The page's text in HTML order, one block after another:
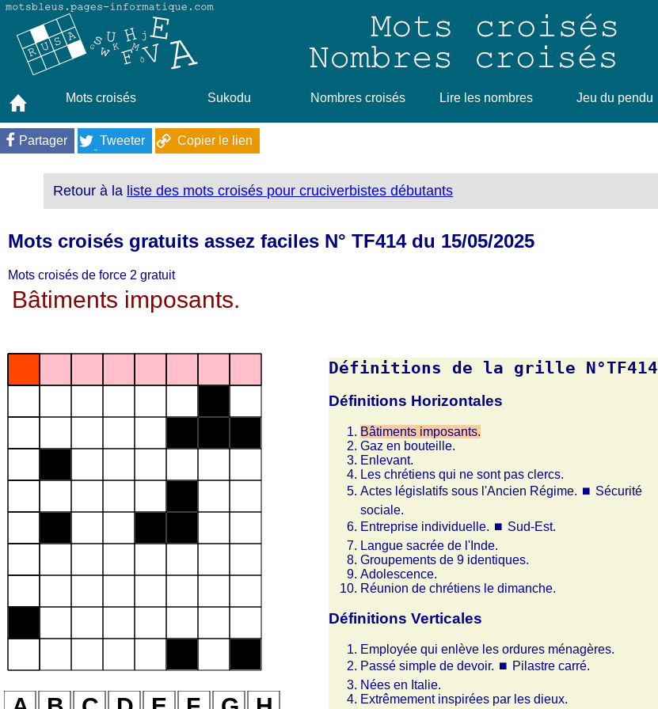
Mots croisés Sukodu Nombres croisés Lire les nombres Jeu du pendu
Partager Tweeter Copier le lien
Retour à la liste des mots croisés pour cruciverbistes débutants
Mots croisés gratuits assez faciles N° TF414 du 15/05/2025
Mots croisés de force 2 gratuit
Bâtiments imposants.
Définitions de la grille N°TF414
Définitions Horizontales
Bâtiments imposants.
Gaz en bouteille.
Enlevant.
Les chrétiens qui ne sont pas clercs.
Actes législatifs sous l'Ancien Régime. ⏹ Sécurité
sociale.
Entreprise individuelle. ⏹ Sud-Est.
Langue sacrée de l'Inde.
Groupements de 9 identiques.
Adolescence.
Réunion de chrétiens le dimanche.
Définitions Verticales
Employée qui enlève les ordures ménagères.
Passé simple de devoir. ⏹ Pilastre carré.
Nées en Italie.
Extrêmement inspirées par les dieux.